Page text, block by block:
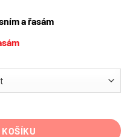
a řasám
KOŠÍKU